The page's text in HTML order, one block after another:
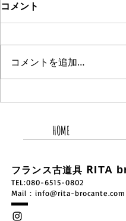
コメント
コメントを追加…
HOME
フランス古道具 RITA
TEL:080-6515-0802
​Mail：info@rita-brocante.com